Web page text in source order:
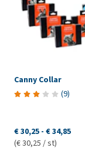
Canny Collar
(9)
€ 30,25 - € 34,85
(€ 30,25 / st)